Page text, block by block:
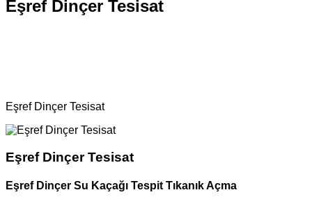
Eşref Dinçer Tesisat
Eşref Dinçer Tesisat
Eşref Dinçer Tesisat
Eşref Dinçer Su Kaçağı Tespit Tıkanık Açma